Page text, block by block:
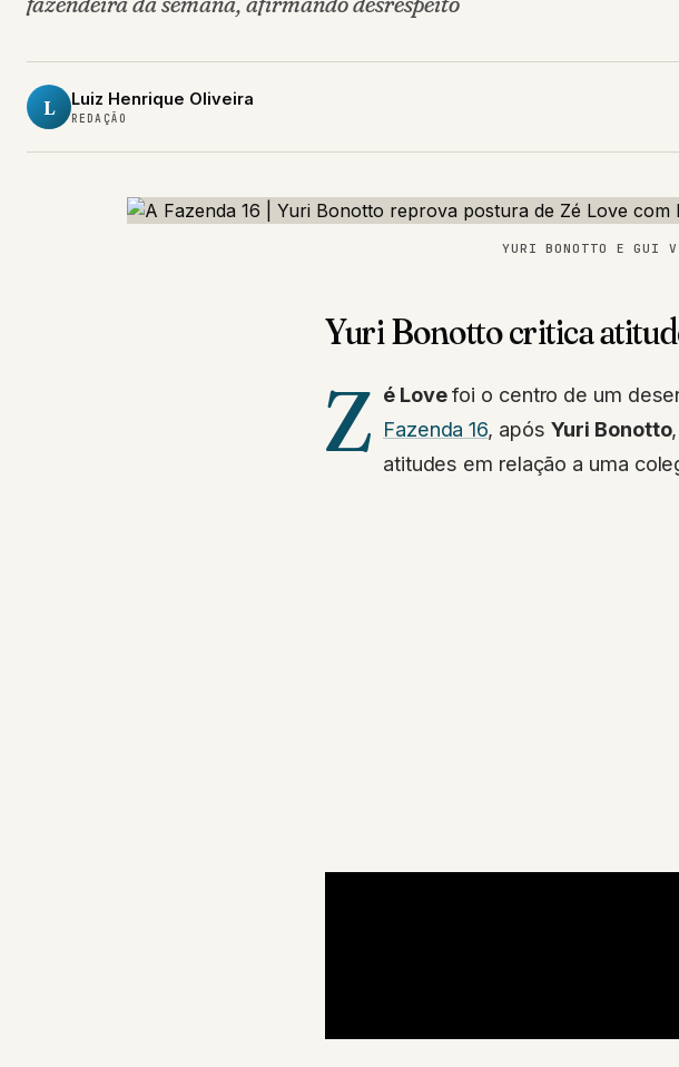
L Luiz Henrique Oliveira
REDAÇÃO
YURI BONOTTO E GUI
Yuri Bonotto critica
Z é Lovefoi o centro de um
Fazenda 16, após Yuri Bonotto
atitudes em relação a uma